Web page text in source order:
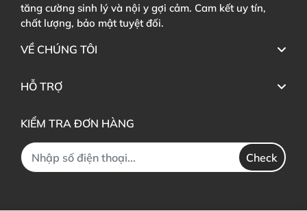
tăng cường sinh lý và nội y gợi cảm. Cam kết uy tín,
chất lượng, bảo mật tuyệt đối.
VỀ CHÚNG TÔI
HỖ TRỢ
KIỂM TRA ĐƠN HÀNG
Check